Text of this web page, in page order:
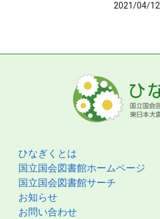
2021/04/12
ひなぎくとは
国立国会図書館ホームページ
国立国会図書館サーチ
お知らせ
お問い合わせ